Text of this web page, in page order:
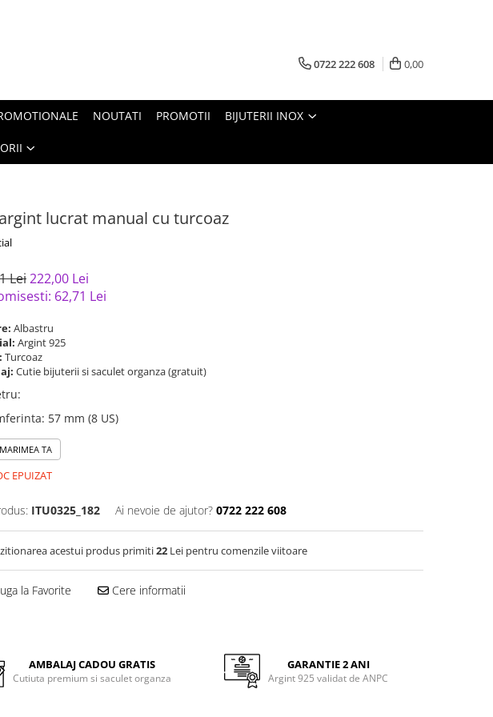
0722 222 608 0,00
NOUTATI PROMOTII BIJUTERII INOX
lucrat manual cu turcoaz
Lei222,00 Lei
62,71 Lei
Albastru
Argint 925
Turcoaz
Cutie bijuterii si saculet organza (gratuit)
:
: 57 mm (8 US)
TA
EPUIZAT
ITU0325_182 Ai nevoie de ajutor? 0722 222 608
acestui produs primiti22 Lei pentru comenzile viitoare
la Favorite Cere informatii
AMBALAJ CADOU GRATIS
Cutiuta premium si saculet organza
GARANTIE 2 ANI
Argint 925 validat de ANPC